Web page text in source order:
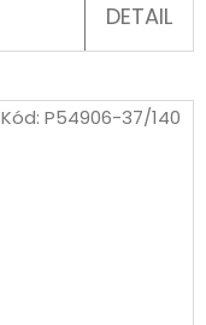
DETAIL
Kód: P54906-37/140